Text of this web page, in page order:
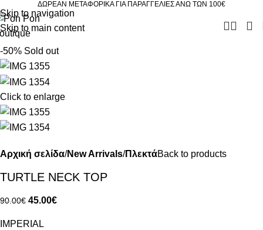
Skip to navigation
Skip to main content
ΔΩΡΕΑΝ ΜΕΤΑΦΟΡΙΚΑ ΓΙΑ ΠΑΡΑΓΓΕΛΙΕΣ ΑΝΩ ΤΩΝ 100€
-50% Sold out
Click to enlarge
Αρχική σελίδα New Arrivals ΠλεκτάBack to products
TURTLE NECK TOP
90.00€ 45.00€
IMPERIAL